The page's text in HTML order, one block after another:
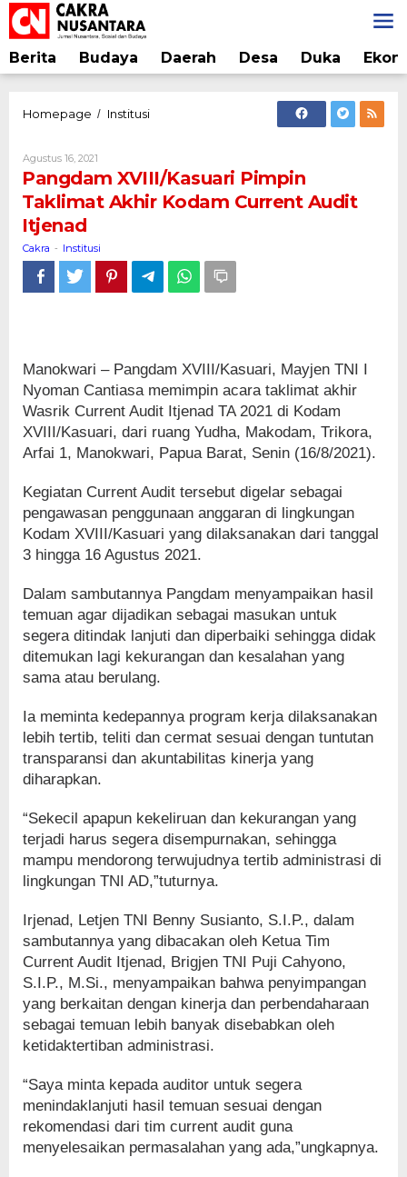
Lewati
ke
konten
Berita Budaya Daerah Desa Duka
Homepage / InstitusiPangdam
Taklimat
Akhir
Kodam
Itjenad
Agustus 16, 2021
Cakra
Pangdam XVIII/Kasuari Pimpin
Taklimat Akhir Kodam Current Audit
Itjenad
Cakra - Institusi
Manokwari – Pangdam XVIII/Kasuari, Mayjen TNI I
Nyoman Cantiasa memimpin acara taklimat akhir
Wasrik Current Audit Itjenad TA 2021 di Kodam
XVIII/Kasuari, dari ruang Yudha, Makodam, Trikora,
Arfai 1, Manokwari, Papua Barat, Senin (16/8/2021).
Kegiatan Current Audit tersebut digelar sebagai
pengawasan penggunaan anggaran di lingkungan
Kodam XVIII/Kasuari yang dilaksanakan dari tanggal
3 hingga 16 Agustus 2021.
Dalam sambutannya Pangdam menyampaikan hasil
temuan agar dijadikan sebagai masukan untuk
segera ditindak lanjuti dan diperbaiki sehingga didak
ditemukan lagi kekurangan dan kesalahan yang
sama atau berulang.
Ia meminta kedepannya program kerja dilaksanakan
lebih tertib, teliti dan cermat sesuai dengan tuntutan
transparansi dan akuntabilitas kinerja yang
diharapkan.
“Sekecil apapun kekeliruan dan kekurangan yang
terjadi harus segera disempurnakan, sehingga
mampu mendorong terwujudnya tertib administrasi di
lingkungan TNI AD,”tuturnya.
Irjenad, Letjen TNI Benny Susianto, S.I.P., dalam
sambutannya yang dibacakan oleh Ketua Tim
Current Audit Itjenad, Brigjen TNI Puji Cahyono,
S.I.P., M.Si., menyampaikan bahwa penyimpangan
yang berkaitan dengan kinerja dan perbendaharaan
sebagai temuan lebih banyak disebabkan oleh
ketidaktertiban administrasi.
“Saya minta kepada auditor untuk segera
menindaklanjuti hasil temuan sesuai dengan
rekomendasi dari tim current audit guna
menyelesaikan permasalahan yang ada,”ungkapnya.